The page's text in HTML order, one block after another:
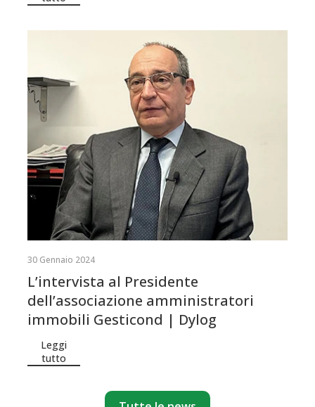
30 Gennaio 2024
L’intervista al Presidente
dell’associazione amministratori
immobili Gesticond | Dylog
Leggi
tutto